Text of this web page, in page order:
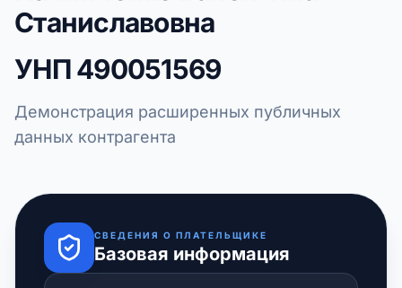
Станиславовна
УНП490051569
Демонстрация расширенных публичных
данных контрагента
СВЕДЕНИЯ О ПЛАТЕЛЬЩИКЕ
Базовая информация